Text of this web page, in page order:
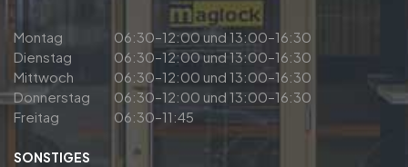
Montag
06:30–12:00 und 13:00–16:30
Dienstag
06:30–12:00 und 13:00–16:30
Mittwoch
06:30–12:00 und 13:00–16:30
Donnerstag
06:30–12:00 und 13:00–16:30
Freitag
06:30–11:45
SONSTIGES